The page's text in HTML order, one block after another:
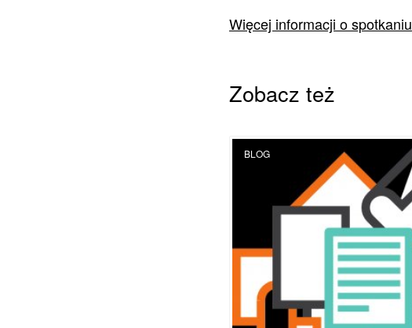
Więcej informacji o spotkaniu
Zobacz też
BLOG